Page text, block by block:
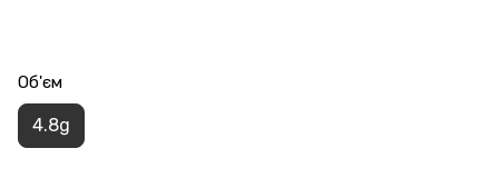
Об'єм
4.8g